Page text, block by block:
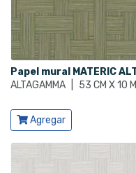
Papel mural MATERIC
ALTAGAMMA
53 CM X 10
Ver producto
Agregar